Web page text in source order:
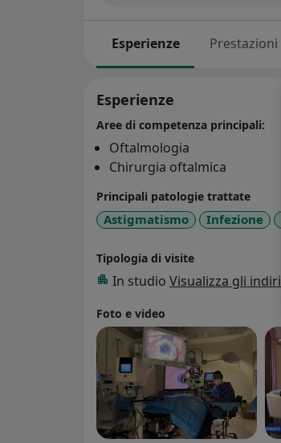
Esperienze Prestazioni
Esperienze
Aree di competenza principali:
Oftalmologia
Chirurgia oftalmica
Principali patologie trattate
Astigmatismo Infezione
Tipologia di visite
In studio Visualizza gli
Foto e video